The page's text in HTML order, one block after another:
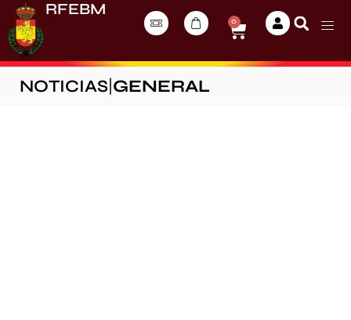
RFEBM
0
NOTICIAS GENERAL